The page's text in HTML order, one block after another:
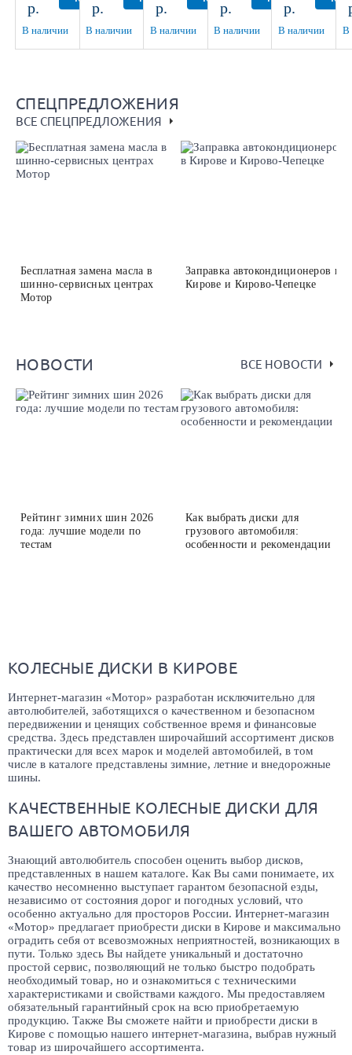
более
р.
В наличии
D98.5
более
р.
В наличии
более
р.
В наличии
ЕТ40
D98.6
более
р.
В наличии
р.
В наличии В
СПЕЦПРЕДЛОЖЕНИЯ
ВСЕ СПЕЦПРЕДЛОЖЕНИЯ
Бесплатная замена масла в
шинно-сервисных центрах
Мотор
Заправка автокондиционеров в
Кирове и Кирово-Чепецке
НОВОСТИ ВСЕ НОВОСТИ
Рейтинг зимних шин 2026
года: лучшие модели по
тестам
Как выбрать диски для
грузового автомобиля:
особенности и рекомендации
КОЛЕСНЫЕ ДИСКИ В КИРОВЕ
Интернет-магазин «Мотор» разработан исключительно для
автолюбителей, заботящихся о качественном и безопасном
передвижении и ценящих собственное время и финансовые
средства. Здесь представлен широчайший ассортимент дисков
практически для всех марок и моделей автомобилей, в том
числе в каталоге представлены зимние, летние и внедорожные
шины.
КАЧЕСТВЕННЫЕ КОЛЕСНЫЕ ДИСКИ ДЛЯ
ВАШЕГО АВТОМОБИЛЯ
Знающий автолюбитель способен оценить выбор дисков,
представленных в нашем каталоге. Как Вы сами понимаете, их
качество несомненно выступает гарантом безопасной езды,
независимо от состояния дорог и погодных условий, что
особенно актуально для просторов России. Интернет-магазин
«Мотор» предлагает приобрести диски в Кирове и максимально
оградить себя от всевозможных неприятностей, возникающих в
пути. Только здесь Вы найдете уникальный и достаточно
простой сервис, позволяющий не только быстро подобрать
необходимый товар, но и ознакомиться с техническими
характеристиками и свойствами каждого. Мы предоставляем
обязательный гарантийный срок на всю приобретаемую
продукцию. Также Вы сможете найти и приобрести диски в
Кирове с помощью нашего интернет-магазина, выбрав нужный
товар из широчайшего ассортимента.